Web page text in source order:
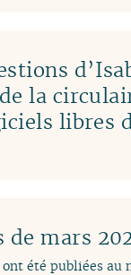
la
libres
de mars
été publiées au